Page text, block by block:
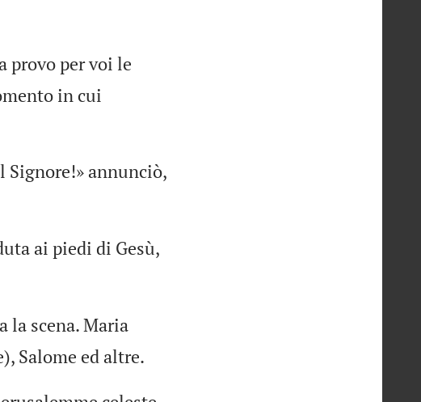
provo per voi le
in cui
Signore!» annunciò,
ai piedi di Gesù,
la scena. Maria
Salome ed altre.